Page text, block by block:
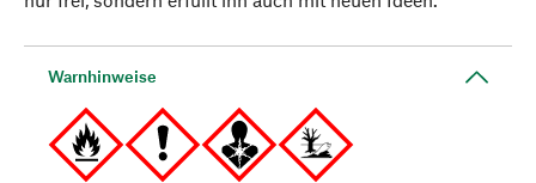
Warnhinweise